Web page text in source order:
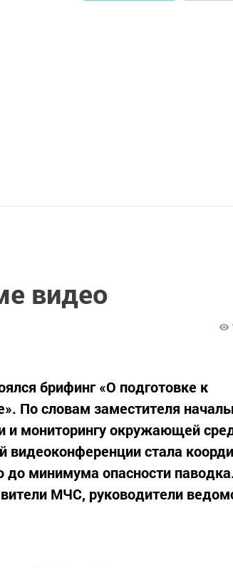
видео
брифинг «О подготовке к
По словам заместителя
и мониторингу окружающей
стала
минимума опасности
МЧС, руководители